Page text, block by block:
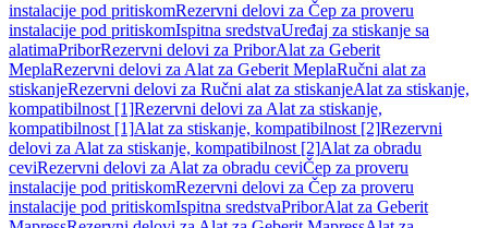
instalacije pod pritiskomRezervni delovi za Čep za proveru
instalacije pod pritiskomIspitna sredstvaUređaj za stiskanje sa
alatimaPriborRezervni delovi za PriborAlat za Geberit
MeplaRezervni delovi za Alat za Geberit MeplaRučni alat za
stiskanjeRezervni delovi za Ručni alat za stiskanjeAlat za stiskanje,
kompatibilnost [1]Rezervni delovi za Alat za stiskanje,
kompatibilnost [1]Alat za stiskanje, kompatibilnost [2]Rezervni
delovi za Alat za stiskanje, kompatibilnost [2]Alat za obradu
ceviRezervni delovi za Alat za obradu ceviČep za proveru
instalacije pod pritiskomRezervni delovi za Čep za proveru
instalacije pod pritiskomIspitna sredstvaPriborAlat za Geberit